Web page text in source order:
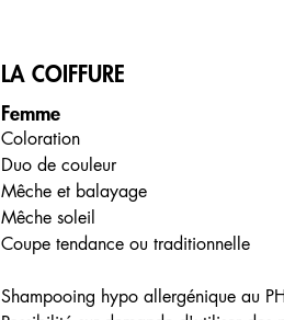
LA COIFFURE
Femme
Coloration
Duo de couleur
Mêche et balayage
Mêche soleil
Coupe tendance ou traditionnelle
Shampooing hypo allergénique au